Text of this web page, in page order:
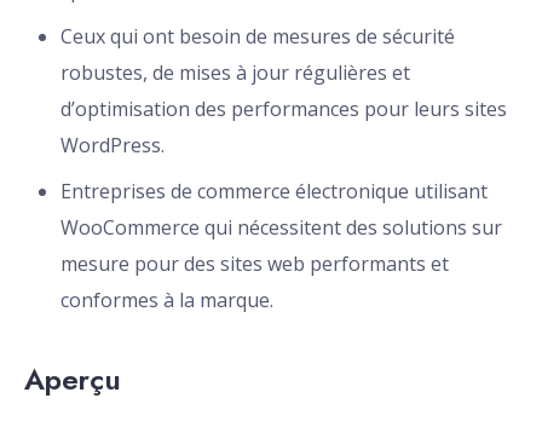
Ceux qui ont besoin de mesures de sécurité
robustes, de mises à jour régulières et
d’optimisation des performances pour leurs sites
WordPress.
Entreprises de commerce électronique utilisant
WooCommerce qui nécessitent des solutions sur
mesure pour des sites web performants et
conformes à la marque.
Aperçu